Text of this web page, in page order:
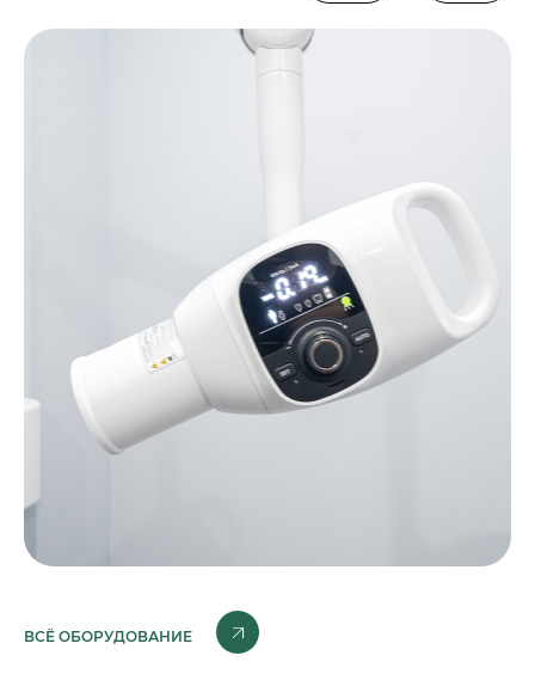
ВСЁ ОБОРУДОВАНИЕ